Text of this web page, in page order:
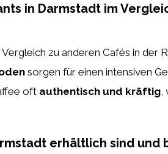
in Darmstadt im
zu anderen Cafés in der
sorgen für einen intensiven
oft authentisch und kräftig
erhältlich sind und